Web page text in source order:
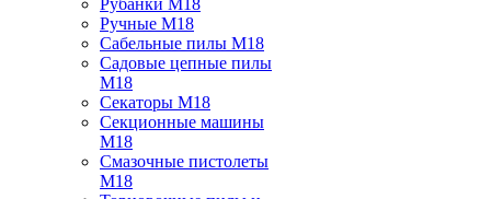
Рубанки M18
Ручные M18
Сабельные пилы M18
Садовые цепные пилы
M18
Секаторы M18
Секционные машины
M18
Смазочные пистолеты
M18